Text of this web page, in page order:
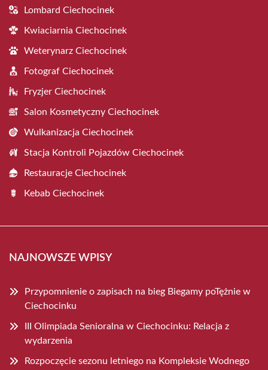
Lombard Ciechocinek
Kwiaciarnia Ciechocinek
Weterynarz Ciechocinek
Fotograf Ciechocinek
Fryzjer Ciechocinek
Salon Kosmetyczny Ciechocinek
Wulkanizacja Ciechocinek
Stacja Kontroli Pojazdów Ciechocinek
Restauracje Ciechocinek
Kebab Ciechocinek
NAJNOWSZE WPISY
Przypomnienie o zapisach na bieg Biegamy poTężnie w
Ciechocinku
III Olimpiada Senioralna w Ciechocinku: Relacja z
wydarzenia
Rozpoczęcie sezonu letniego na Kompleksie Wodnego